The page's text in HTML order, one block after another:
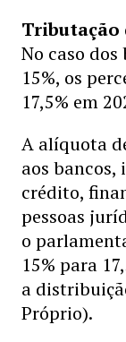
Tributação
No caso
15%, os
17,5% em
A alíquota
aos bancos,
crédito,
pessoas
o
15% para
a
Próprio).